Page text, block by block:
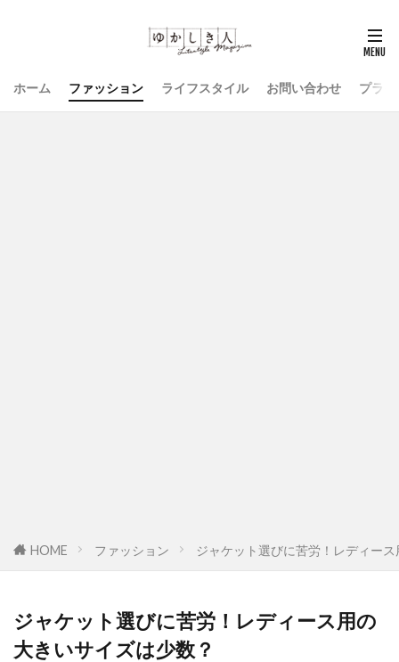
ホーム ファッション ライフスタイル お問い合わせ プラ
HOME ファッション ジャケット選びに苦労！レディー
ジャケット選びに苦労！レディース用の
大きいサイズは少数？